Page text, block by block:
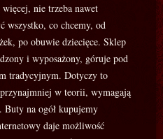
nie trzeba nawet
wszystko, co chcemy, od
po obuwie dziecięce. Sklep
i wyposażony, góruje pod
tradycyjnym. Dotyczy to
w teorii, wymagają
Buty na ogół kupujemy
daje możliwość